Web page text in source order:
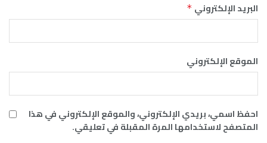
البريد الإلكتروني *
الموقع الإلكتروني
احفظ اسمي، بريدي الإلكتروني، والموقع الإلكتروني في هذا
المتصفح لاستخدامها المرة المقبلة في تعليقي.